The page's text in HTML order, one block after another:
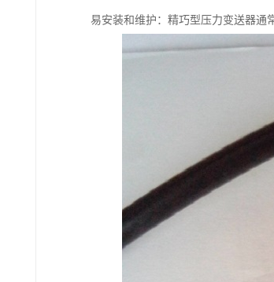
易安装和维护：精巧型压力变送器通